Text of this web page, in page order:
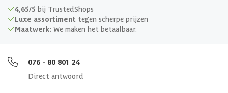
4,65/5 bij TrustedShops
Luxe assortiment tegen scherpe prijzen
Maatwerk: We maken het betaalbaar.
076 - 80 801 24
Direct antwoord